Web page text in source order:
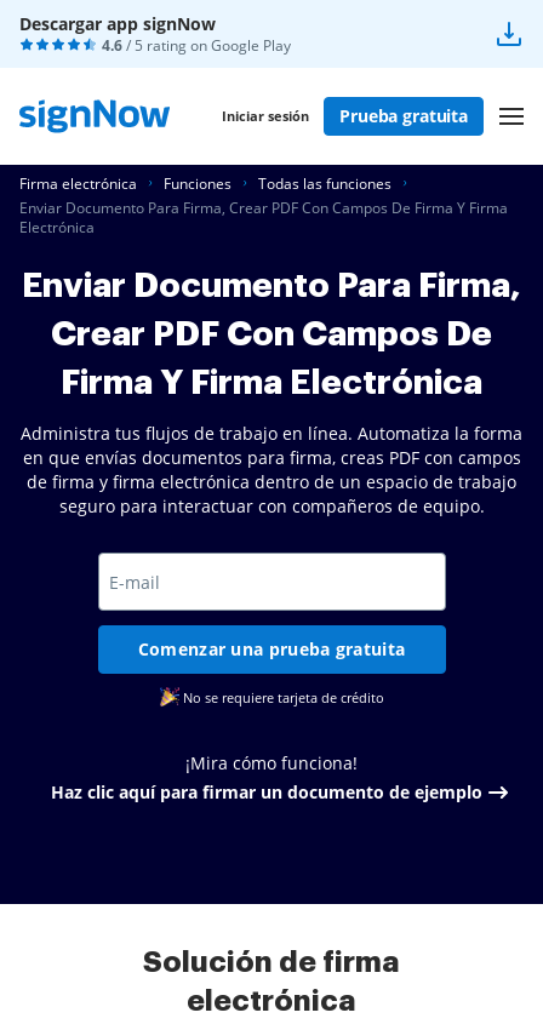
Descargar app signNow
4.6/ 5 rating onGoogle Play
Iniciar sesión Prueba gratuita
Firma electrónica Funciones
Todas las funciones
Enviar Documento Para Firma, Crear PDF Con Campos De Firma Y Firma
Electrónica
Enviar Documento Para Firma,
Crear PDF Con Campos De
Firma Y Firma Electrónica
Administra tus flujos de trabajo en línea. Automatiza la forma
en que envías documentos para firma, creas PDF con campos
de firma y firma electrónica dentro de un espacio de trabajo
seguro para interactuar con compañeros de equipo.
Comenzar una prueba gratuita
No se requiere tarjeta de crédito
¡Mira cómo funciona!
Haz clic aquí para firmar un documento de ejemplo
Solución de firma
electrónica